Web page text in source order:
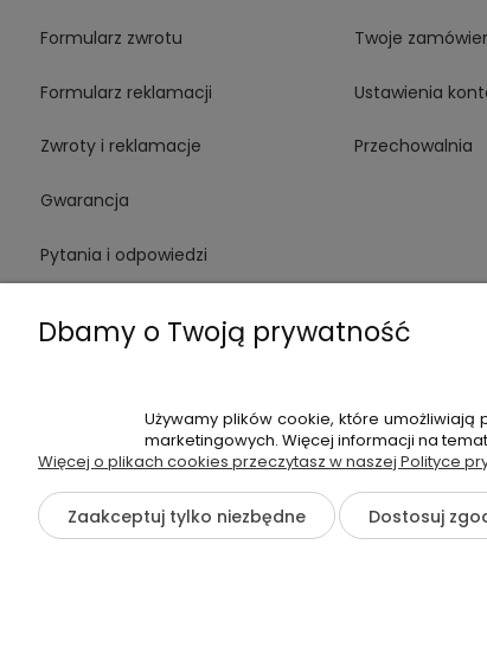
Formularz zwrotu
Formularz reklamacji
Zwroty i reklamacje
Gwarancja
Pytania i odpowiedzi
Twoje
Ustawienia
Przechowalnia
+48
Hossa Medical Sp. z o. o. |
Dbamy o Twoją prywatność
Używamy plików cookie, które
marketingowych. Więcej informacji na
Więcej o plikach cookies przeczytasz w naszej Polityce
Zaakceptuj tylko niezbędne Dostosuj